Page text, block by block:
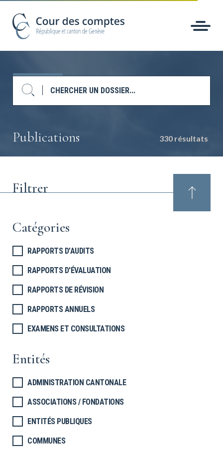
Publications 330 résultats
Filtrer
Catégories
RAPPORTS D’AUDITS
RAPPORTS D'ÉVALUATION
RAPPORTS DE RÉVISION
RAPPORTS ANNUELS
EXAMENS ET CONSULTATIONS
Entités
ADMINISTRATION CANTONALE
ASSOCIATIONS / FONDATIONS
ENTITÉS PUBLIQUES
COMMUNES